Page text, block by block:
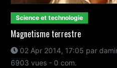
Science et technologie
Magnetisme terrestre
02 Apr 2014, 17:05 par
6903 vues - 0 com.